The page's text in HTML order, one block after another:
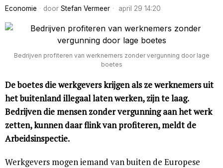
Economie door Stefan Vermeer april 29 14:20
Bedrijven profiteren van werknemers zonder vergunning door lage
boetes
De boetes die werkgevers krijgen als ze werknemers uit
het buitenland illegaal laten werken, zijn te laag.
Bedrijven die mensen zonder vergunning aan het werk
zetten, kunnen daar flink van profiteren, meldt de
Arbeidsinspectie.
Werkgevers mogen iemand van buiten de Europese